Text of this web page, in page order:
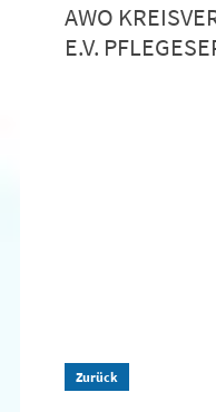
AWO
E.V.
Zurück